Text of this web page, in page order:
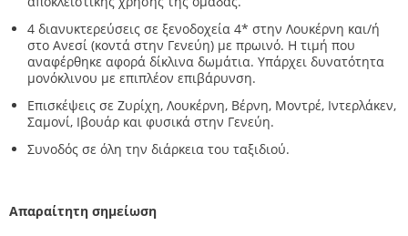
4 διανυκτερεύσεις σε ξενοδοχεία 4* στην Λουκέρνη και/ή
στο Ανεσί (κοντά στην Γενεύη) με πρωινό. Η τιμή που
αναφέρθηκε αφορά δίκλινα δωμάτια. Υπάρχει δυνατότητα
μονόκλινου με επιπλέον επιβάρυνση.
Επισκέψεις σε Ζυρίχη, Λουκέρνη, Βέρνη, Μοντρέ, Ιντερλάκεν,
Σαμονί, Ιβουάρ και φυσικά στην Γενεύη.
Συνοδός σε όλη την διάρκεια του ταξιδιού.
Απαραίτητη σημείωση